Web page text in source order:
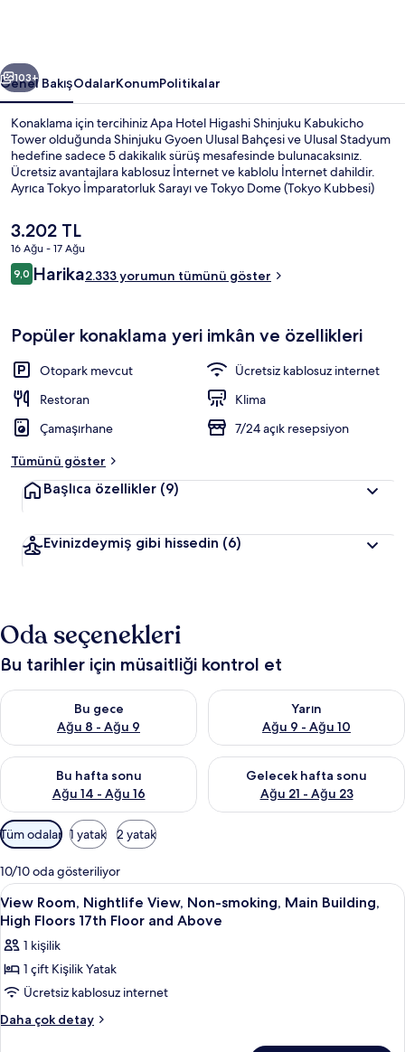
galerisi
Hamam
Sonraki
103+
Genel BakışOdalarKonumPolitikalar
Konaklama için tercihiniz Apa Hotel Higashi Shinjuku Kabukicho
Tower olduğunda Shinjuku Gyoen Ulusal Bahçesi ve Ulusal Stadyum
hedefine sadece 5 dakikalık sürüş mesafesinde bulunacaksınız.
Ücretsiz avantajlara kablosuz İnternet ve kablolu İnternet dahildir.
Ayrıca Tokyo İmparatorluk Sarayı ve Tokyo Dome (Tokyo Kubbesi)
konum hakkında iyi yorumlarda bulunuyor. Toplu taşıma yakındadır,
Higashi-shinjuku İstasyonu 4 dakikalık ve Shinjuku-sanchome
İstasyonu 8 dakikalık yürüme mesafesinde bulunur.
Şu
anki
fiyat
3.202 TL
3.202 TL
16 Ağu - 17 Ağu
Yorumlar
9,09,0/10
Harika2.333 yorumun tümünü göster
Popüler konaklama yeri imkân ve özellikleri
Otopark mevcut
Ücretsiz kablosuz internet
Restoran
Klima
Çamaşırhane
7/24 açık resepsiyon
Tümünü göster
Başlıca özellikler (9)
Evinizdeymiş gibi hissedin (6)
Oda seçenekleri
Bu tarihler için müsaitliği kontrol et
Bu gece
Ağu 8 - Ağu 9
Bu gece için müsaitliği kontrol et Ağu 8 - Ağu 9
Yarın
Ağu 9 - Ağu 10
Yarın için müsaitliği kontrol
Bu hafta sonu
Ağu 14 - Ağu 16
Bu hafta sonu için müsaitliği kontrol et Ağu 14 - Ağu 16
Gelecek hafta sonu
Ağu 21 - Ağu 23
Önümüzdeki hafta sonu için
Odalar
için
mevcut
filtreler
Tüm odalar 1 yatak 2 yatak
10/10 oda gösteriliyor
View
Room,
Nightlife
View,
Non-
smoking,
Main
Kuştüyü yorgan, masa, güneşlik/
1
View Room, Nightlife View, Non-smoking, Main Building,
High Floors 17th Floor and Above
1 kişilik
1 çift Kişilik Yatak
Ücretsiz kablosuz internet
Daha çok detay
View